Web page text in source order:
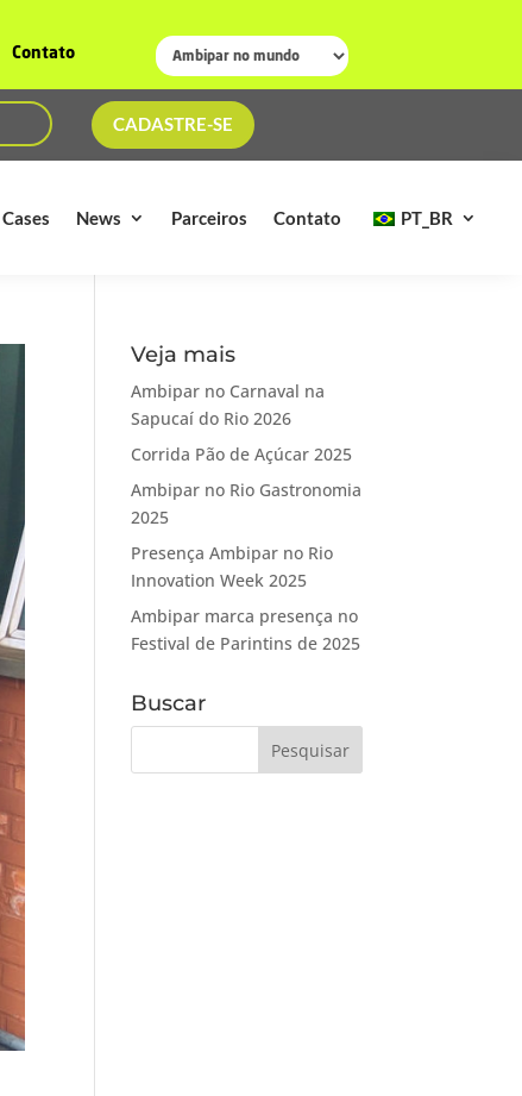
Contato
CADASTRE-SE
Cases News Parceiros Contato PT_BR
Veja mais
Ambipar no Carnaval na
Sapucaí do Rio 2026
Corrida Pão de Açúcar 2025
Ambipar no Rio Gastronomia
2025
Presença Ambipar no Rio
Innovation Week 2025
Ambipar marca presença no
Festival de Parintins de 2025
Buscar